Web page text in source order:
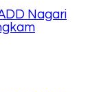
Nagari